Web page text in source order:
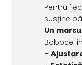
Pentru
susține
Un
Bobocel
–